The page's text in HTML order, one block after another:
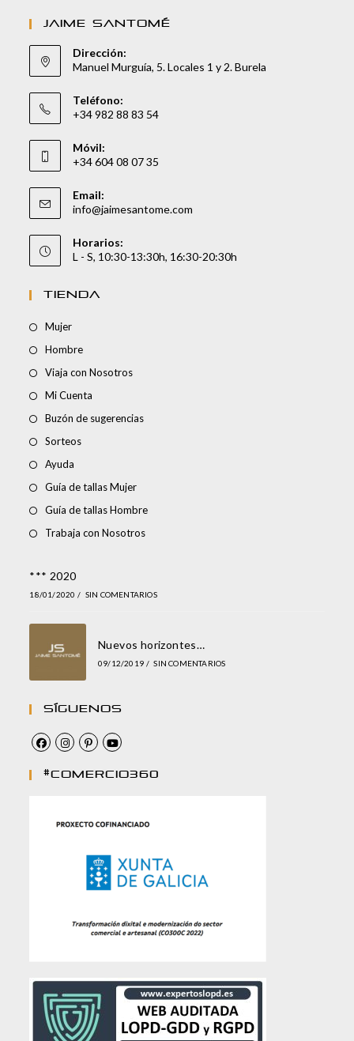
JAIME SANTOMÉ
Dirección:
Manuel Murguía, 5. Locales 1 y 2. Burela
Teléfono:
+34 982 88 83 54
Móvil:
+34 604 08 07 35
Email:
info@jaimesantome.com
Horarios:
L - S, 10:30-13:30h, 16:30-20:30h
TIENDA
Mujer
Hombre
Viaja con Nosotros
Mi Cuenta
Buzón de sugerencias
Sorteos
Ayuda
Guía de tallas Mujer
Guía de tallas Hombre
Trabaja con Nosotros
*** 2020
18/01/2020 / SIN COMENTARIOS
Nuevos horizontes…
09/12/2019 / SIN COMENTARIOS
Síguenos
#comercio360